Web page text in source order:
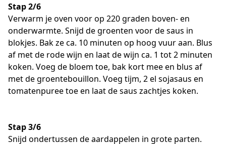
Stap 2/6
Verwarm je oven voor op 220 graden boven- en
onderwarmte. Snijd de groenten voor de saus in
blokjes. Bak ze ca. 10 minuten op hoog vuur aan. Blus
af met de rode wijn en laat de wijn ca. 1 tot 2 minuten
koken. Voeg de bloem toe, bak kort mee en blus af
met de groentebouillon. Voeg tijm, 2 el sojasaus en
tomatenpuree toe en laat de saus zachtjes koken.
Stap 3/6
Snijd ondertussen de aardappelen in grote parten.